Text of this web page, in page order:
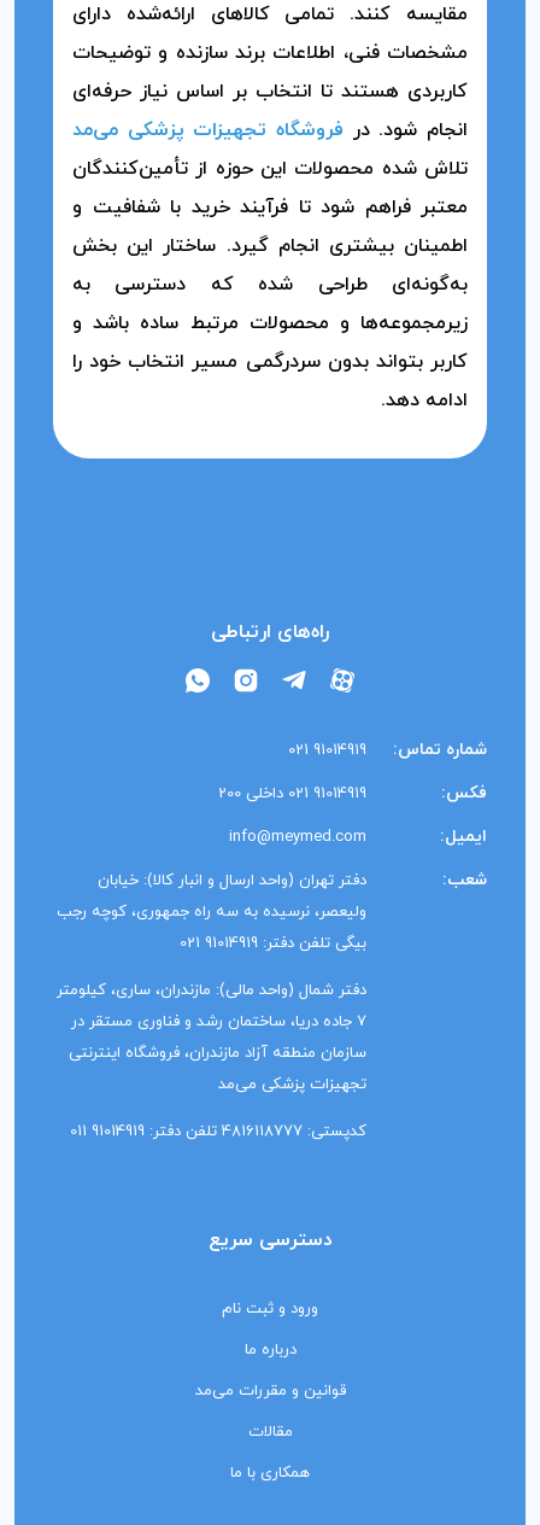
مقایسه کنند. تمامی کالاهای ارائه‌شده دارای
مشخصات فنی، اطلاعات برند سازنده و توضیحات
کاربردی هستند تا انتخاب بر اساس نیاز حرفه‌ای
انجام شود. در فروشگاه تجهیزات پزشکی می‌مد
تلاش شده محصولات این حوزه از تأمین‌کنندگان
معتبر فراهم شود تا فرآیند خرید با شفافیت و
اطمینان بیشتری انجام گیرد. ساختار این بخش
به‌گونه‌ای طراحی شده که دسترسی به
زیرمجموعه‌ها و محصولات مرتبط ساده باشد و
کاربر بتواند بدون سردرگمی مسیر انتخاب خود را
ادامه دهد.
راه‌های ارتباطی
شماره تماس: 91014919 021
فکس: 91014919 021 داخلی 200
ایمیل: info@meymed.com
شعب:
دفتر تهران (واحد ارسال و انبار کالا): خیابان
ولیعصر، نرسیده به سه راه جمهوری، کوچه رجب
بیگی تلفن دفتر: 91014919 021
دفتر شمال (واحد مالی): مازندران، ساری، کیلومتر
7 جاده دریا، ساختمان رشد و فناوری مستقر در
سازمان منطقه آزاد مازندران، فروشگاه اینترنتی
تجهیزات پزشکی می‌مد
کدپستی: 4816118777 تلفن دفتر: 91014919 011
دسترسی سریع
ورود و ثبت نام
درباره ما
قوانین و مقررات می‌مد
مقالات
همکاری با ما